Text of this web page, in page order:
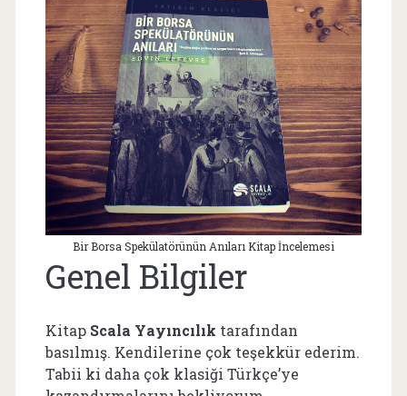
Bir Borsa Spekülatörünün Anıları Kitap İncelemesi
Genel Bilgiler
Kitap Scala Yayıncılık tarafından
basılmış. Kendilerine çok teşekkür ederim.
Tabii ki daha çok klasiği Türkçe’ye